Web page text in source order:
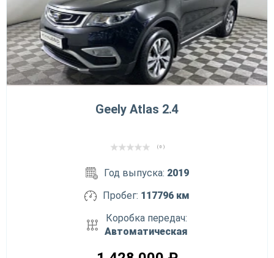
Geely Atlas 2.4
( 0 )
Год выпуска: 2019
Пробег: 117796 км
Коробка передач:
Автоматическая